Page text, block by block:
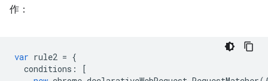
作：
var rule2 = {
conditions :
[